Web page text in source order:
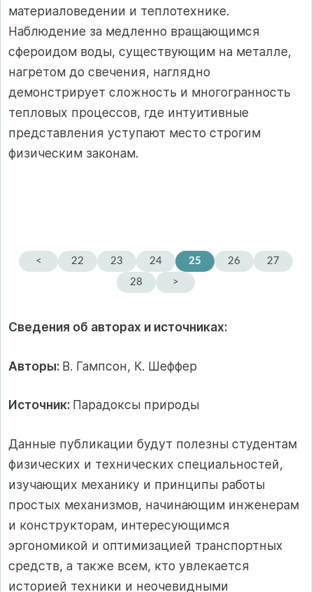
материаловедении и теплотехнике.
Наблюдение за медленно вращающимся
сфероидом воды, существующим на металле,
нагретом до свечения, наглядно
демонстрирует сложность и многогранность
тепловых процессов, где интуитивные
представления уступают место строгим
физическим законам.
< 22 23 24 25 26
27
28
>
Сведения об авторах и источниках:
Авторы: В. Гампсон, К. Шеффер
Источник: Парадоксы природы
Данные публикации будут полезны студентам
физических и технических специальностей,
изучающих механику и принципы работы
простых механизмов, начинающим инженерам
и конструкторам, интересующимся
эргономикой и оптимизацией транспортных
средств, а также всем, кто увлекается
историей техники и неочевидными